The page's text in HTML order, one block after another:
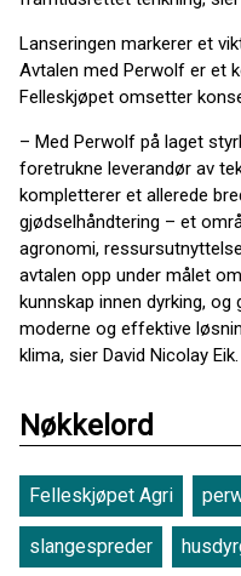
Lanseringen markerer et
Avtalen med Perwolf er et
Felleskjøpet omsetter
– Med Perwolf på laget
foretrukne leverandør av
kompletterer et allerede
gjødselhåndtering – et
agronomi,
avtalen opp under målet
kunnskap innen dyrking,
moderne og effektive
klima, sier David Nicolay Eik.
Nøkkelord
Felleskjøpet Agri
slangespreder